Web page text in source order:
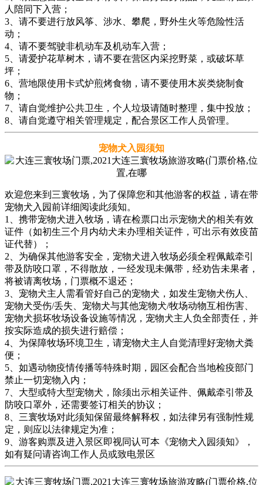
人陪同下入营；
3、请不要进行放风筝、涉水、攀爬，野外生火等危险性活
动；
4、请不要驾驶非机动车及机动车入营；
5、请爱护花草树木，请不要在营区内采挖野菜，或破坏草
坪；
6、营地限使用卡式炉煎烤食物，请不要使用木炭类烧制食
物；
7、请自觉维护公共卫生，个人垃圾请随时整理，集中投放；
8、请自觉遵守相关管理规定，配合景区工作人员管理。
宠物犬入园须知
欢迎您来到三寰牧场，为了保障您和其他游客的权益，请在带
宠物犬入园前详细阅读此须知。
1、携带宠物犬进入牧场，请在检票口出示宠物犬的相关有效
证件（如初生三个月内幼犬未办理相关证件，可出示有效疫苗
证代替）；
2、为确保其他游客安全，宠物犬进入牧场必须全程佩戴牵引
带及防咬口罩，不得散放，一经发现未佩带，经劝告未果者，
将被请离牧场，门票概不退还；
3、宠物犬主人需看管好自己的宠物犬，如发生宠物犬伤人、
宠物犬受伤/丢失、宠物犬与其他宠物犬/牧场动物互相伤害、
宠物犬损坏牧场设备设施等情况，宠物犬主人负全部责任，并
按实际造成的损失进行赔偿；
4、为保障牧场环境卫生，请宠物犬主人自觉清理好宠物犬粪
便；
5、如遇动物疫情传播等特殊时期，园区会配合当地检疫部门
禁止一切宠物入内；
7、大型或特大型宠物犬，除须出示相关证件、佩戴牵引带及
防咬口罩外，还需要签订相关的协议；
8、三寰牧场对此须知保留最终解释权，如法律另有强制性规
定，则应以法律规定为准；
9、游客购票及进入景区即视同认可本《宠物犬入园须知》，
如有疑问请咨询工作人员或致电景区